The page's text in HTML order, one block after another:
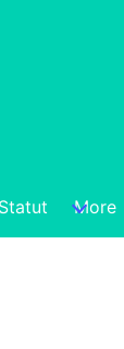
Statut More